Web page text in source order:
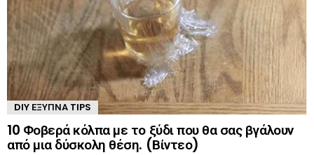
DIY ΈΞΥΠΝΑ TIPS
10 Φοβερά κόλπα με το ξύδι που θα σας βγάλουν
από μια δύσκολη θέση. (Βίντεο)